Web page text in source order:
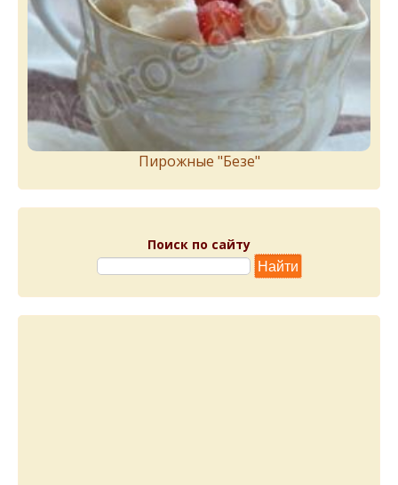
Пирожныe "Бeзe"
Поиск по сайту